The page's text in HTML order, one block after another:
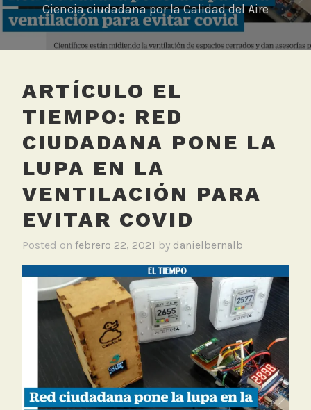
Ciencia ciudadana por la Calidad del Aire
ARTÍCULO EL
TIEMPO: RED
CIUDADANA PONE LA
LUPA EN LA
VENTILACIÓN PARA
EVITAR COVID
Posted on febrero 22, 2021 by danielbernalb